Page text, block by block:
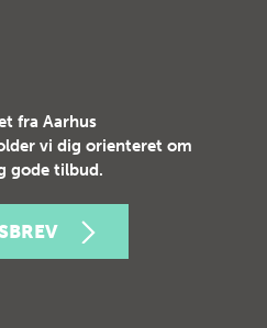
fra Aarhus
vi dig orienteret om
gode tilbud.